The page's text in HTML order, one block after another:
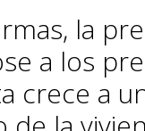
la
a los
crece a